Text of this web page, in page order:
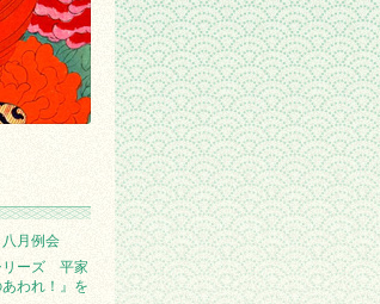
月例会
リーズ 平家
われ！』を